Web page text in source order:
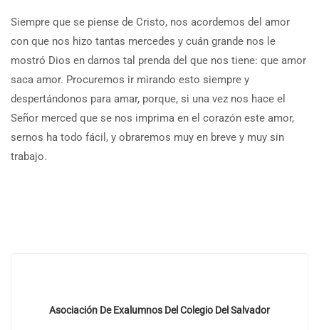
Siempre que se piense de Cristo, nos acordemos del amor
con que nos hizo tantas mercedes y cuán grande nos le
mostró Dios en darnos tal prenda del que nos tiene: que amor
saca amor. Procuremos ir mirando esto siempre y
despertándonos para amar, porque, si una vez nos hace el
Señor merced que se nos imprima en el corazón este amor,
sernos ha todo fácil, y obraremos muy en breve y muy sin
trabajo.
Asociación De Exalumnos Del Colegio Del Salvador